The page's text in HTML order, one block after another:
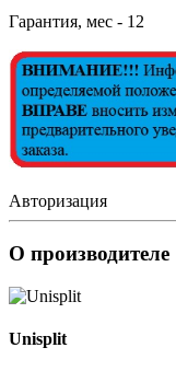
Гарантия, мес - 12
Авторизация
О производителе
Unisplit